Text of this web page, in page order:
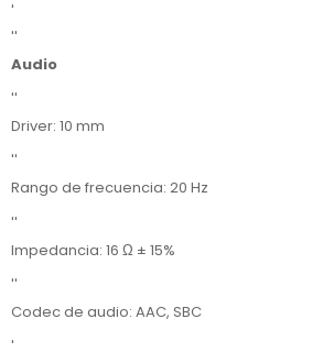
'
''
Audio
''
Driver: 10 mm
''
Rango de frecuencia: 20 Hz
''
Impedancia: 16 Ω ± 15%
''
Codec de audio: AAC, SBC
'